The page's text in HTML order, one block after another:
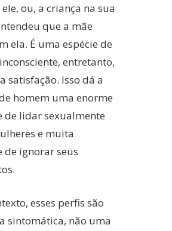
ou, a criança na sua
que a mãe
ela. É uma espécie de
entretanto,
satisfação. Isso dá a
homem uma enorme
de lidar sexualmente
e muita
ignorar seus
esses perfis são
sintomática, não uma